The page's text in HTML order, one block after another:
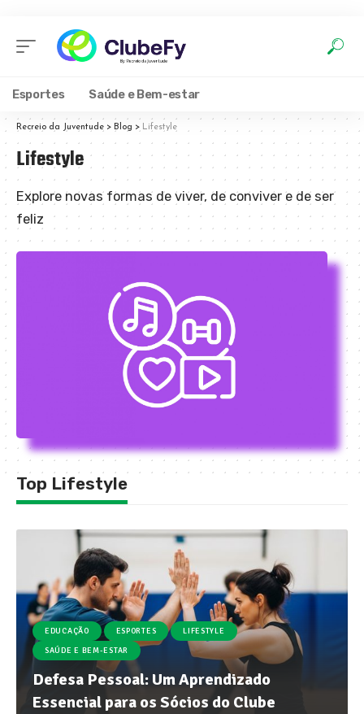
Esportes Saúde e Bem-estar
Recreio da Juventude > Blog > Lifestyle
Lifestyle
Explore novas formas de viver, de conviver e de ser
feliz
Top Lifestyle
EDUCAÇÃO ESPORTES
LIFESTYLE
SAÚDE E BEM-ESTAR
Defesa Pessoal: Um Aprendizado
Essencial para os Sócios do Clube